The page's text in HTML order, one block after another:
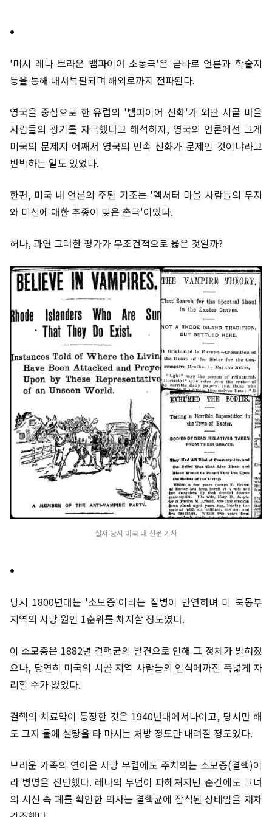
'머시 레나 브라운 뱀파이어 소동극'은 곧바로 언론과 학술지
등을 통해 대서특필되며 해외로까지 전파된다.
영국을 중심으로 한 유럽의 '뱀파이어 신화'가 외딴 시골 마을
사람들의 광기를 자극했다고 해석하자, 영국의 언론에선 그게
미국의 문제지 어째서 영국의 민속 신화가 문제인 것이냐라고
반박하는 일도 있었다.
한편, 미국 내 언론의 주된 기조는 '엑서터 마을 사람들의 무지
와 미신에 대한 추종이 빚은 촌극'이었다.
허나, 과연 그러한 평가가 무조건적으로 옳은 것일까?
실지 당시 미국 내 신문 기사
당시 1800년대는 '소모증'이라는 질병이 만연하며 미 북동부
지역의 사망 원인 1순위를 차지할 정도였다.
이 소모증은 1882년 결핵균의 발견으로 인해 그 정체가 밝혀졌
으나, 당연히 미국의 시골 지역 사람들의 인식에까진 폭넓게 자
리할 수가 없었다.
결핵의 치료약이 등장한 것은 1940년대에서나이고, 당시만 해
도 그저 물에 설탕을 타 마시는 처방 정도만 내려질 정도였다.
브라운 가족의 연이은 사망 무렵에도 주치의는 소모증(결핵)이
라 병명을 진단했다. 레나의 무덤이 파헤쳐지던 순간에도 그녀
의 시신 속 폐를 확인한 의사는 결핵균에 잠식된 상태임을 재차